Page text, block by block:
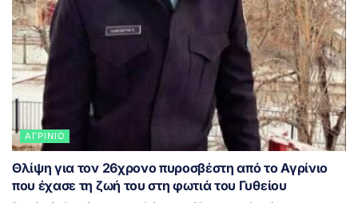
ΑΓΡΊΝΙΟ
Θλίψη για τον 26χρονο πυροσβέστη από το Αγρίνιο
που έχασε τη ζωή του στη φωτιά του Γυθείου